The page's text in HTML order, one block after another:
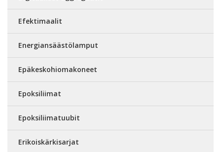
Efektimaalit
Energiansäästölamput
Epäkeskohiomakoneet
Epoksiliimat
Epoksiliimatuubit
Erikoiskärkisarjat